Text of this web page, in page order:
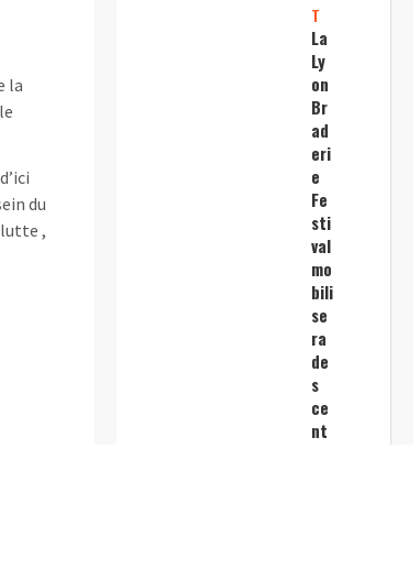
la
du
lutte ,
T
La
Ly
on
Br
ad
eri
e
Fe
sti
val
mo
bili
se
ra
de
s
ce
nt